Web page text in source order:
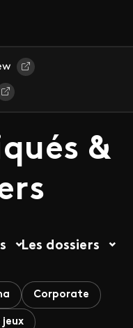
&
Les dossiers
Corporate
jeux